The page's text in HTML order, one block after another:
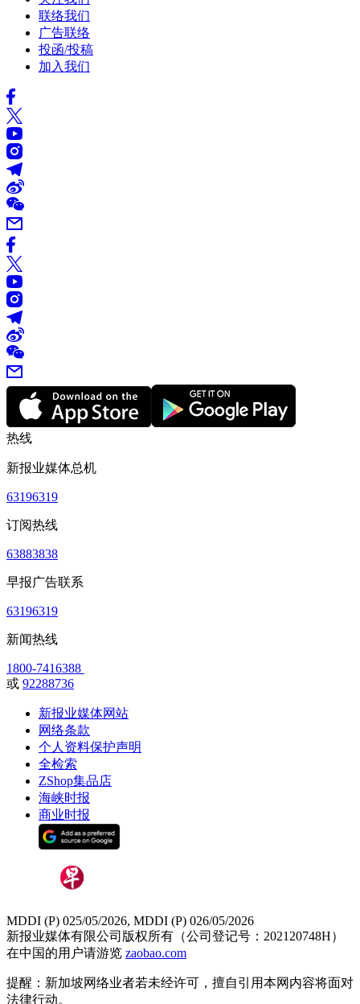
联络我们
广告联络
投函/投稿
加入我们
热线
新报业媒体总机
63196319
订阅热线
63883838
早报广告联系
63196319
新闻热线
1800-7416388
或 92288736
新报业媒体网站
网络条款
个人资料保护声明
全检索
ZShop集品店
海峡时报
商业时报
MDDI (P) 025/05/2026, MDDI (P) 026/05/2026
新报业媒体有限公司版权所有（公司登记号：202120748H）
在中国的用户请游览 zaobao.com
提醒：新加坡网络业者若未经许可，擅自引用本网内容将面对
法律行动。